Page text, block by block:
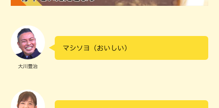
大川豊治
マシソヨ（おいしい）